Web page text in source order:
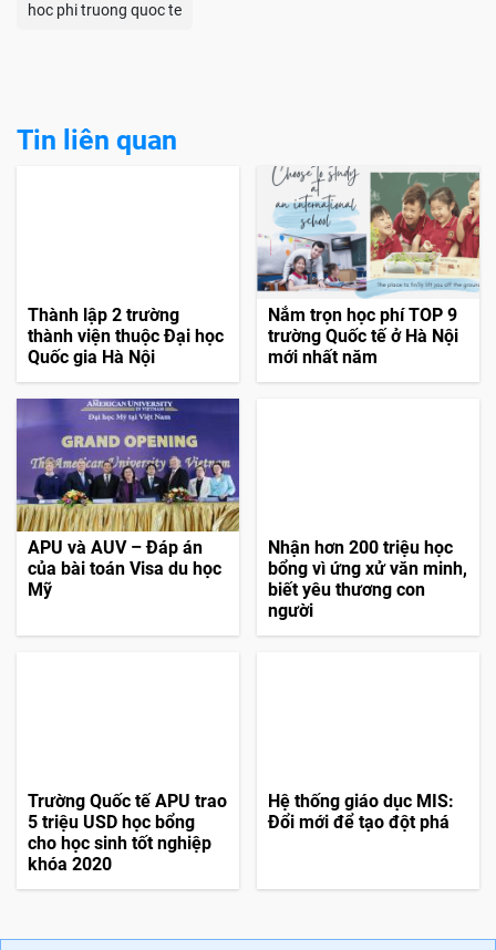
hoc phi truong quoc te
Tin liên quan
Thành lập 2 trường
thành viện thuộc Đại học
Quốc gia Hà Nội
Nắm trọn học phí TOP 9
trường Quốc tế ở Hà Nội
mới nhất năm
APU và AUV – Đáp án
của bài toán Visa du học
Mỹ
Nhận hơn 200 triệu học
bổng vì ứng xử văn minh,
biết yêu thương con
người
Trường Quốc tế APU trao
5 triệu USD học bổng
cho học sinh tốt nghiệp
khóa 2020
Hệ thống giáo dục MIS:
Đổi mới để tạo đột phá